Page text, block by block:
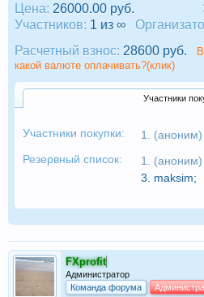
Цена: 26000.00 руб.
Участников: 1 из ∞
Расчетный взнос: 28600 руб.
В
какой валюте оплачивать?(клик)
Участники
Участники покупки: 1. (аноним)
Резервный список:
1. (аноним)
3. maksim;
FXprofit
Администратор
Команда форума